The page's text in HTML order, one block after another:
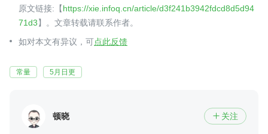
原文链接:【https://xie.infoq.cn/article/d3f241b3942fdcd8d5d94
71d3】。文章转载请联系作者。
如对本文有异议，可点此反馈
常量 5月日更
顿晓  关注